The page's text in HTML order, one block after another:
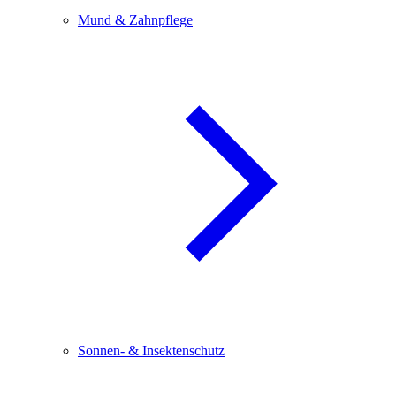
Mund & Zahnpflege
Sonnen- & Insektenschutz